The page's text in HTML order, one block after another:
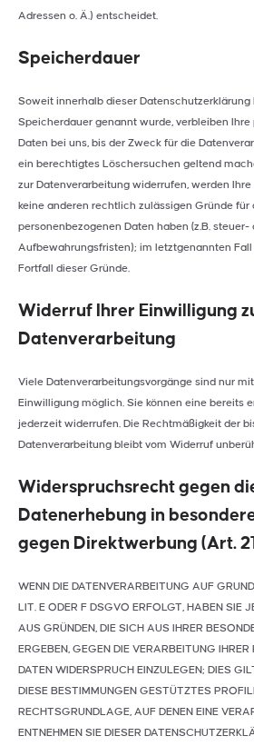
Adressen o. Ä.) entscheidet.
Speicherdauer
Soweit innerhalb dieser Datenschutzerklärung
Speicherdauer genannt wurde, verbleiben Ihre
Daten bei uns, bis der Zweck für die
ein berechtigtes Löschersuchen geltend
zur Datenverarbeitung widerrufen, werden
keine anderen rechtlich zulässigen Gründe für
personenbezogenen Daten haben (z.B.
Aufbewahrungsfristen); im letztgenannten
Fortfall dieser Gründe.
Widerruf Ihrer Einwilligung
Datenverarbeitung
Viele Datenverarbeitungsvorgänge sind nur
Einwilligung möglich. Sie können eine bereits
jederzeit widerrufen. Die Rechtmäßigkeit der
Datenverarbeitung bleibt vom Widerruf
Widerspruchsrecht gegen
Datenerhebung in
gegen Direktwerbung (Art.
WENN DIE DATENVERARBEITUNG AUF
LIT. E ODER F DSGVO ERFOLGT, HABEN SIE
AUS GRÜNDEN, DIE SICH AUS IHRER
ERGEBEN, GEGEN DIE VERARBEITUNG
DATEN WIDERSPRUCH EINZULEGEN; DIES
DIESE BESTIMMUNGEN GESTÜTZTES
RECHTSGRUNDLAGE, AUF DENEN EINE
ENTNEHMEN SIE DIESER